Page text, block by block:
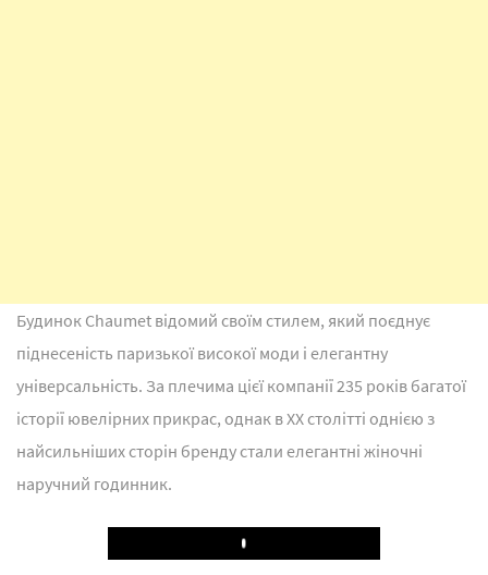
Будинок Chaumet відомий своїм стилем, який поєднує
піднесеність паризької високої моди і елегантну
універсальність. За плечима цієї компанії 235 років багатої
історії ювелірних прикрас, однак в XX столітті однією з
найсильніших сторін бренду стали елегантні жіночні
наручний годинник.
Play